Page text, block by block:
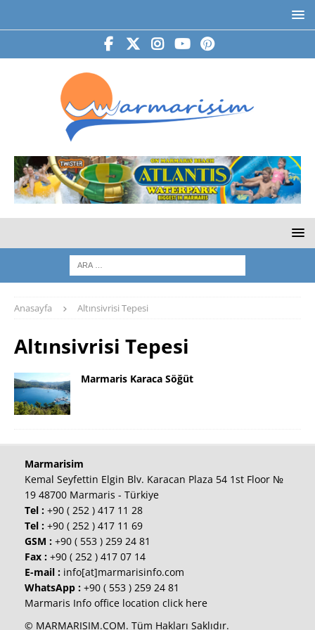
Anasayfa Altınsivrisi Tepesi
Altınsivrisi Tepesi
Marmaris Karaca Söğüt
Marmarisim
Kemal Seyfettin Elgin Blv. Karacan Plaza 54 1st Floor №
19 48700 Marmaris - Türkiye
Tel : +90 ( 252 ) 417 11 28
Tel : +90 ( 252 ) 417 11 69
GSM : +90 ( 553 ) 259 24 81
Fax : +90 ( 252 ) 417 07 14
E-mail : info[at]marmarisinfo.com
WhatsApp : +90 ( 553 ) 259 24 81
Marmaris Info office location click here
© MARMARISIM.COM. Tüm Hakları Saklıdır.